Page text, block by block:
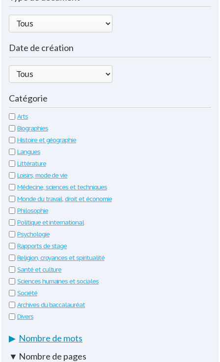
Date de création
Catégorie
Arts
Biographies
Histoire et géographie
Langues
Littérature
Loisirs, mode de vie
Médecine, sciences et techniques
Monde du travail, droit et économie
Philosophie
Politique et international
Psychologie
Rapports de stage
Religion, croyances et spiritualité
Santé et culture
Sciences humaines et sociales
Société
Archives du baccalauréat
Divers
▶ Nombre de mots
▼ Nombre de pages